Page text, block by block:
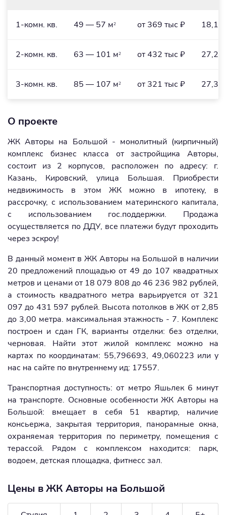
1-комн. кв. 49 — 57 м2 от 369 тыс ₽ 18,1
2-комн. кв. 63 — 101 м2 от 432 тыс ₽ 27,2
3-комн. кв. 85 — 107 м2 от 321 тыс ₽ 27,3
О проекте
ЖК Авторы на Большой - монолитный (кирпичный)
комплекс бизнес класса от застройщика Авторы,
состоит из 2 корпусов, расположен по адресу: г.
Казань, Кировский, улица Большая. Приобрести
недвижимость в этом ЖК можно в ипотеку, в
рассрочку, с использованием материнского капитала,
с использованием гос.поддержки. Продажа
осуществляется по ДДУ, все платежи будут проходить
через эскроу!
В данный момент в ЖК Авторы на Большой в наличии
20 предложений площадью от 49 до 107 квадратных
метров и ценами от 18 079 808 до 46 236 982 рублей,
а стоимость квадратного метра варьируется от 321
097 до 431 597 рублей. Высота потолков в ЖК от 2,85
до 3,00 метра. максимальная этажность - 7. Комплекс
построен и сдан ГК, варианты отделки: без отделки,
черновая. Найти этот жилой комплекс можно на
картах по координатам: 55,796693, 49,060223 или у
нас на сайте по внутреннему ид: 17557.
Транспортная доступность: от метро Яшьлек 6 минут
на транспорте. Основные особенности ЖК Авторы на
Большой: вмещает в себя 51 квартир, наличие
консьержа, закрытая территория, панорамные окна,
охраняемая территория по периметру, помещения с
терассой. Рядом с комплексом находится: парк,
водоем, детская площадка, фитнесс зал.
Цены в ЖК Авторы на Большой